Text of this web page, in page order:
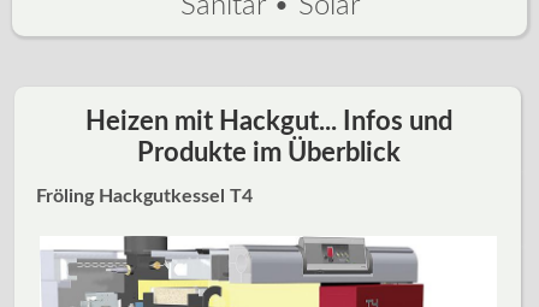
Heizen mit Hackgut... Infos und
Produkte im Überblick
Fröling Hackgutkessel T4